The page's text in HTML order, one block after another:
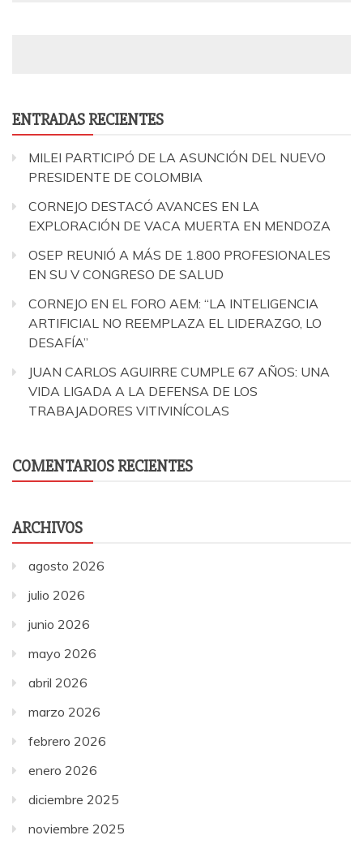
ENTRADAS RECIENTES
MILEI PARTICIPÓ DE LA ASUNCIÓN DEL NUEVO
PRESIDENTE DE COLOMBIA
CORNEJO DESTACÓ AVANCES EN LA
EXPLORACIÓN DE VACA MUERTA EN MENDOZA
OSEP REUNIÓ A MÁS DE 1.800 PROFESIONALES
EN SU V CONGRESO DE SALUD
CORNEJO EN EL FORO AEM: “LA INTELIGENCIA
ARTIFICIAL NO REEMPLAZA EL LIDERAZGO, LO
DESAFÍA”
JUAN CARLOS AGUIRRE CUMPLE 67 AÑOS: UNA
VIDA LIGADA A LA DEFENSA DE LOS
TRABAJADORES VITIVINÍCOLAS
COMENTARIOS RECIENTES
ARCHIVOS
agosto 2026
julio 2026
junio 2026
mayo 2026
abril 2026
marzo 2026
febrero 2026
enero 2026
diciembre 2025
noviembre 2025